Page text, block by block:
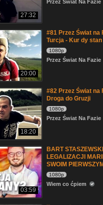
27:32
Przez Świat Na Fazie
20:00
#81 Przez Świat na
Turcja - Kur dy stan
1080p
Przez Świat Na Fazie
18:20
#82 Przez Świat na
Droga do Gruzji
1080p
Przez Świat Na Fazie
03:59
BART
LEGALIZACJI
SWOIM
1080p
Wiem co ćpiem